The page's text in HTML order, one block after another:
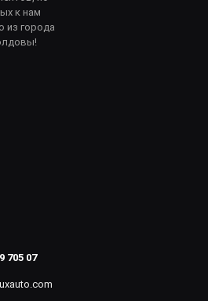
к нам
из города
705 07